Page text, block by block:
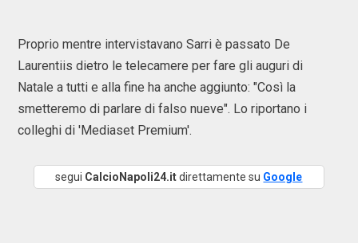
Proprio mentre intervistavano Sarri è passato De
Laurentiis dietro le telecamere per fare gli auguri di
Natale a tutti e alla fine ha anche aggiunto: "Così la
smetteremo di parlare di falso nueve". Lo riportano i
colleghi di 'Mediaset Premium'.
segui CalcioNapoli24.itdirettamente su Google